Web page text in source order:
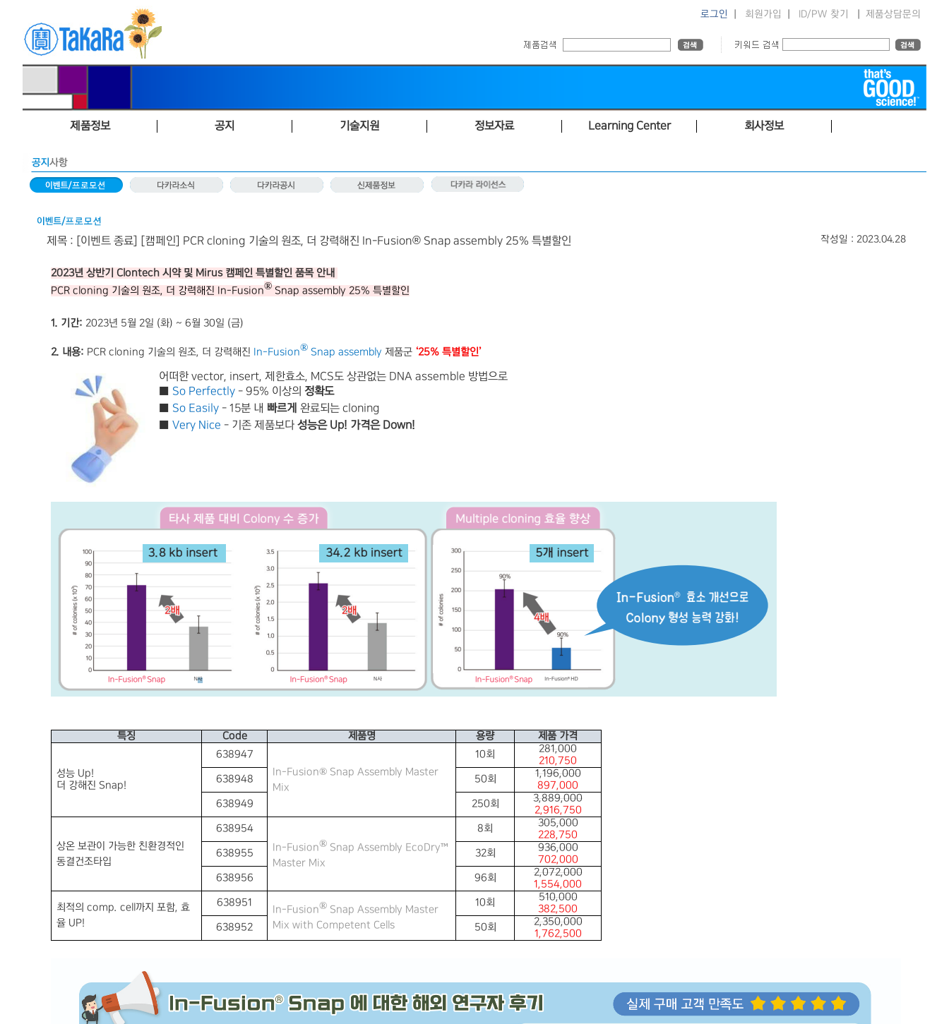
로그인 회원가입 ID/PW 찾기 제품상담문의
제품정보 공지 기술지원 정보자료 Learning Center 회사정보
제목 : [이벤트 종료] [캠페인] PCR cloning 기술의 원조, 더 강력해진 In-Fusion® Snap assembly 25% 특별할인 작성일 : 2023.04.28
2023년 상반기 Clontech 시약 및 Mirus 캠페인 특별할인 품목 안내
PCR cloning 기술의 원조, 더 강력해진 In-Fusion® Snap assembly 25% 특별할인
1. 기간: 2023년 5월 2일 (화) ~ 6월 30일 (금)
2. 내용: PCR cloning 기술의 원조, 더 강력해진 In-Fusion® Snap assembly 제품군 ‘25% 특별할인’
어떠한 vector, insert, 제한효소, MCS도 상관없는 DNA assemble 방법으로
So Perfectly - 95% 이상의정확도
So Easily - 15분 내 빠르게 완료되는 cloning
■Very Nice - 기존 제품보다성능은 Up! 가격은 Down!
특징 Code 제품명 용량 제품 가격
성능 Up!
더 강해진 Snap!
638947
In-Fusion® Snap Assembly Master
Mix
10회
281,000
210,750
638948
50회
1,196,000
897,000
638949
250회
3,889,000
2,916,750
상온 보관이 가능한 친환경적인
동결건조타입
638954
In-Fusion® Snap Assembly EcoDry™
Master Mix
8회
305,000
228,750
638955
32회
936,000
702,000
638956
96회
2,072,000
1,554,000
최적의 comp. cell 까지 포함,효
율 UP!
638951
In-Fusion® Snap Assembly Master
Mix with Competent Cells
10회
510,000
382,500
638952
50회
2,350,000
1,762,500